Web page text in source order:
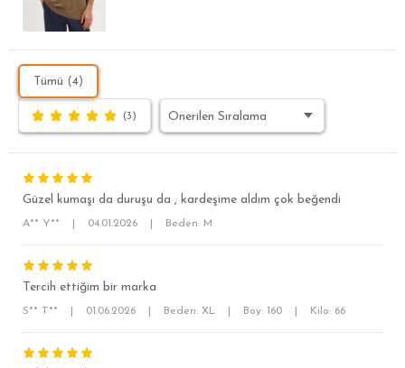
Tümü (4)
(3)
Güzel kumaşı da duruşu da , kardeşime aldım çok beğendi
A** Y** 04.01.2026 Beden: M
Tercih ettiğim bir marka
S** T** 01.06.2026 Beden: XL Boy: 160 Kilo: 66